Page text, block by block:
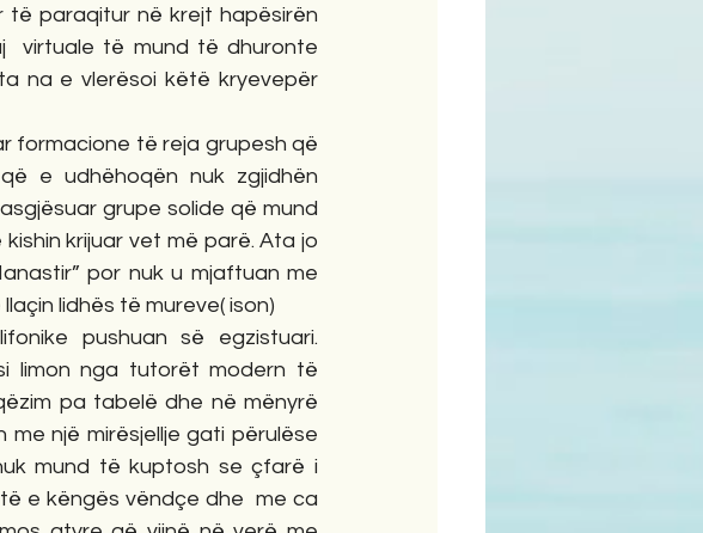
të paraqitur në krejt hapësirën
virtuale të mund të dhuronte
na e vlerësoi këtë kryevepër
formacione të reja grupesh që
e udhëhoqën nuk zgjidhën
grupe solide që mund
krijuar vet më parë. Ata jo
por nuk u mjaftuan me
lidhës të mureve( ison)
pushuan së egzistuari.
limon nga tutorët modern të
pa tabelë dhe në mënyrë
një mirësjellje gati përulëse
mund të kuptosh se çfarë i
e këngës vëndçe dhe  me ca